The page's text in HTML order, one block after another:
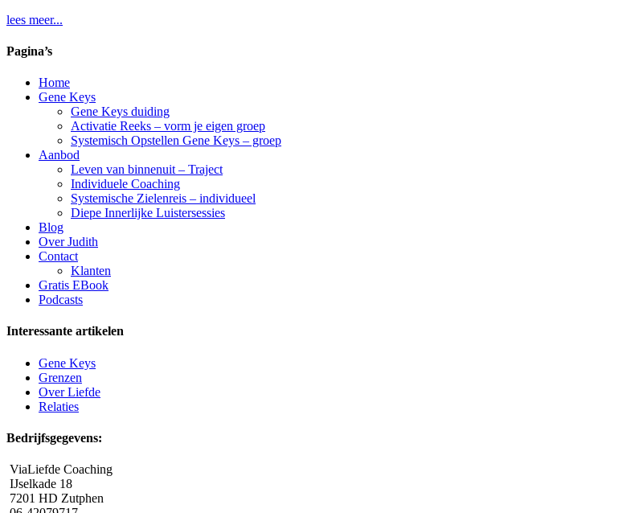
lees meer...
Pagina’s
Home
Gene Keys
Gene Keys duiding
Activatie Reeks – vorm je eigen groep
Systemisch Opstellen Gene Keys – groep
Aanbod
Leven van binnenuit – Traject
Individuele Coaching
Systemische Zielenreis – individueel
Diepe Innerlijke Luistersessies
Blog
Over Judith
Contact
Klanten
Gratis EBook
Podcasts
Interessante artikelen
Gene Keys
Grenzen
Over Liefde
Relaties
Bedrijfsgegevens:
ViaLiefde Coaching
IJselkade 18
7201 HD Zutphen